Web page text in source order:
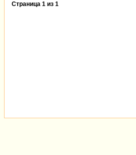
Страница 1 из 1